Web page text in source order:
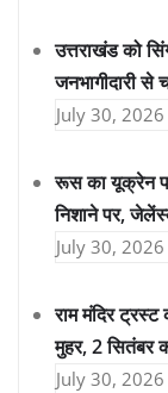
उत्तराखंड को
जनभागीदारी से
July 30, 2026
रूस का यूक्रेन
निशाने पर,
July 30, 2026
राम मंदिर
मुहर, 2 सितंबर
July 30, 2026